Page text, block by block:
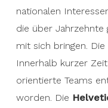
nationalen
die über Jahrzehnte
mit sich bringen.
Innerhalb kurzer
orientierte Teams
worden. Die